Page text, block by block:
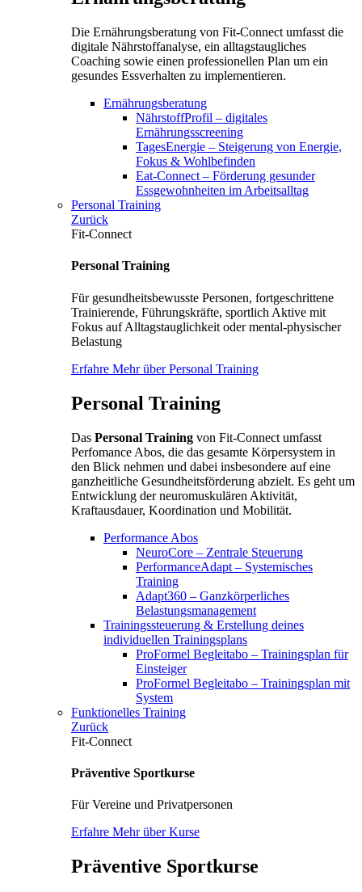
Die Ernährungsberatung von Fit-Connect umfasst die
digitale Nährstoffanalyse, ein alltagstaugliches
Coaching sowie einen professionellen Plan um ein
gesundes Essverhalten zu implementieren.
Ernährungsberatung
NährstoffProfil – digitales
Ernährungsscreening
TagesEnergie – Steigerung von Energie,
Fokus & Wohlbefinden
Eat-Connect – Förderung gesunder
Essgewohnheiten im Arbeitsalltag
Personal Training
Zurück
Fit-Connect
Personal Training
Für gesundheitsbewusste Personen, fortgeschrittene
Trainierende, Führungskräfte, sportlich Aktive mit
Fokus auf Alltagstauglichkeit oder mental-physischer
Belastung
Erfahre Mehr über Personal Training
Personal Training
Das Personal Training von Fit-Connect umfasst
Perfomance Abos, die das gesamte Körpersystem in
den Blick nehmen und dabei insbesondere auf eine
ganzheitliche Gesundheitsförderung abzielt. Es geht um
Entwicklung der neuromuskulären Aktivität,
Kraftausdauer, Koordination und Mobilität.
Performance Abos
NeuroCore – Zentrale Steuerung
PerformanceAdapt – Systemisches
Training
Adapt360 – Ganzkörperliches
Belastungsmanagement
Trainingssteuerung & Erstellung deines
individuellen Trainingsplans
ProFormel Begleitabo – Trainingsplan für
Einsteiger
ProFormel Begleitabo – Trainingsplan mit
System
Funktionelles Training
Zurück
Fit-Connect
Präventive Sportkurse
Für Vereine und Privatpersonen
Erfahre Mehr über Kurse
Präventive Sportkurse